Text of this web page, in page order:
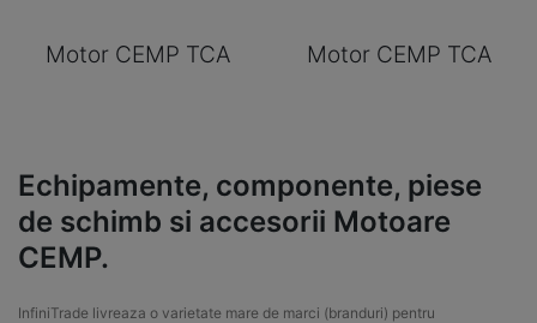
Motor CEMP TCA Motor CEMP TCA
Echipamente, componente, piese
de schimb si accesorii Motoare
CEMP.
InfiniTrade livreaza o varietate mare de marci (branduri) pentru